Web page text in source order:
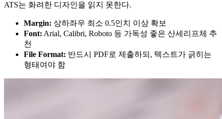
ATS는 화려한 디자인을 읽지 못한다.
Margin: 상하좌우 최소 0.5인치 이상 확보
Font: Arial, Calibri, Roboto 등 가독성 좋은 산세리프체 추
천
File Format: 반드시 PDF로 제출하되, 텍스트가 긁히는
형태여야 함